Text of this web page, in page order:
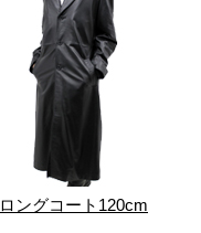
ロングコート120cm